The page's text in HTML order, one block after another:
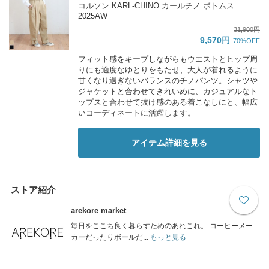
コルソン KARL-CHINO カールチノ ボトムス
2025AW
31,900円
9,570円 70%OFF
フィット感をキープしながらもウエストとヒップ周
りにも適度なゆとりをもたせ、大人が着れるように
甘くなり過ぎないバランスのチノパンツ。シャツや
ジャケットと合わせてきれいめに、カジュアルなト
ップスと合わせて抜け感のある着こなしにと、幅広
いコーディネートに活躍します。
アイテム詳細を見る
ストア紹介
arekore market
毎日をここち良く暮らすためのあれこれ。 コーヒーメー
カーだったりボールだ...
もっと見る